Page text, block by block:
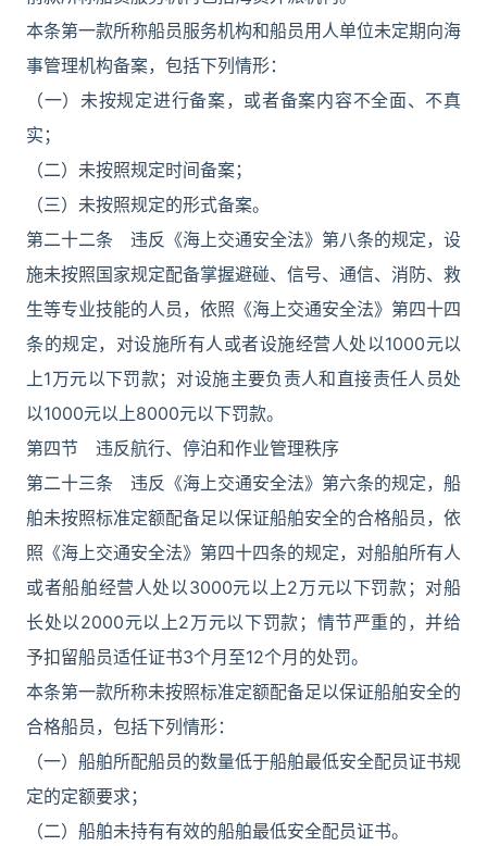
本条第一款所称船员服务机构和船员用人单位未定期向海
事管理机构备案，包括下列情形：
（一）未按规定进行备案，或者备案内容不全面、不真
实；
（二）未按照规定时间备案；
（三）未按照规定的形式备案。
第二十二条 违反《海上交通安全法》第八条的规定，设
施未按照国家规定配备掌握避碰、信号、通信、消防、救
生等专业技能的人员，依照《海上交通安全法》第四十四
条的规定，对设施所有人或者设施经营人处以1000元以
上1万元以下罚款；对设施主要负责人和直接责任人员处
以1000元以上8000元以下罚款。
第四节 违反航行、停泊和作业管理秩序
第二十三条 违反《海上交通安全法》第六条的规定，船
舶未按照标准定额配备足以保证船舶安全的合格船员，依
照《海上交通安全法》第四十四条的规定，对船舶所有人
或者船舶经营人处以3000元以上2万元以下罚款；对船
长处以2000元以上2万元以下罚款；情节严重的，并给
予扣留船员适任证书3个月至12个月的处罚。
本条第一款所称未按照标准定额配备足以保证船舶安全的
合格船员，包括下列情形：
（一）船舶所配船员的数量低于船舶最低安全配员证书规
定的定额要求；
（二）船舶未持有有效的船舶最低安全配员证书。